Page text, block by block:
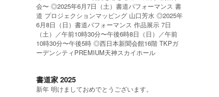
会〜 ◎2025年6月7日（土）書道パフォーマンス 書
道 プロジェクションマッピング 山口芳水 ◎2025年
6月8日（日）書道パフォーマンス 作品展示 7日
（土）／午前10時30分〜午後6時8日（日）／午前
10時30分〜午後5時 ◎西日本新聞会館16階 TKPガ
ーデンシティPREMIUM天神スカイホール
書道家 2025
新年 明けましておめでとうございます。